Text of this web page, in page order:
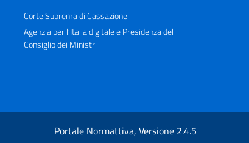
Corte Suprema di Cassazione
Agenzia per l’Italia digitale e Presidenza del
Consiglio dei Ministri
Portale Normattiva, Versione 2.4.5